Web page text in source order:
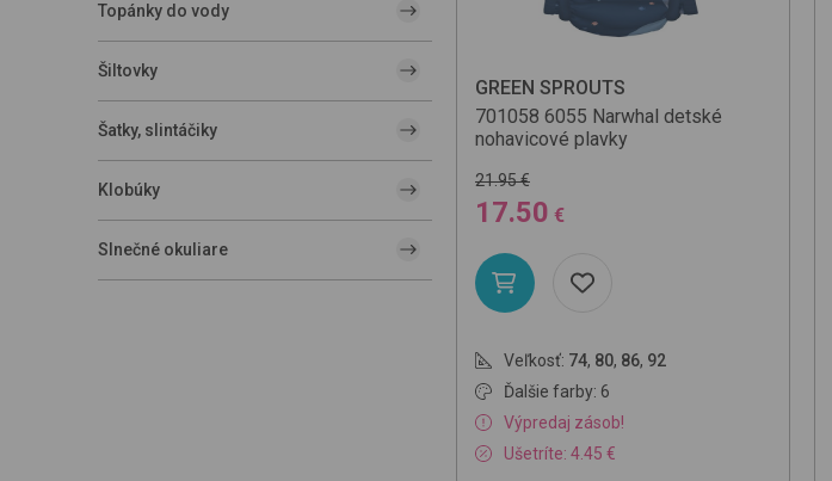
Topánky do vody
Šiltovky
Šatky, slintáčiky
Klobúky
Slnečné okuliare
GREEN SPROUTS
701058 6055 Narwhal detské
nohavicové plavky
21.95 €
17.50 €
Veľkosť: 74, 80, 86, 92
Ďalšie farby: 6
Výpredaj zásob!
Ušetríte: 4.45 €